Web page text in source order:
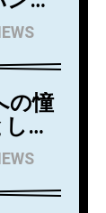
オ
日
バ
』
の憧
込
ビ